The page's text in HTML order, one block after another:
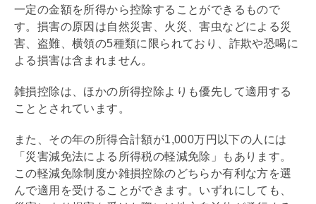
一定の金額を所得から控除することができるもので
す。損害の原因は自然災害、火災、害虫などによる災
害、盗難、横領の5種類に限られており、詐欺や恐喝に
よる損害は含まれません。
雑損控除は、ほかの所得控除よりも優先して適用する
こととされています。
また、その年の所得合計額が1,000万円以下の人には
「災害減免法による所得税の軽減免除」もあります。
この軽減免除制度か雑損控除のどちらか有利な方を選
んで適用を受けることができます。いずれにしても、